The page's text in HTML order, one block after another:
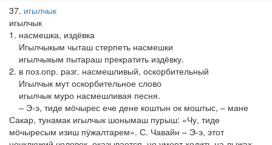
37 игылчык
игылчык
1. насмешка, издёвка
Игылчыкым чыташ стерпеть насмешки
игылчыкым пытараш прекратить издёвку.
2. в поз.опр. разг. насмешливый, оскорбительный
Игылчык мут оскорбительное слово
игылчык муро насмешливая песня.
– Э-э, тиде мӧчырес ече дене коштын ок моштыс, – мане
Сакар, тунамак игылчык шонымаш пурыш: «Чу, тиде
мӧчыресым изиш пӱжалтарем». С. Чавайн – Э-э, этот